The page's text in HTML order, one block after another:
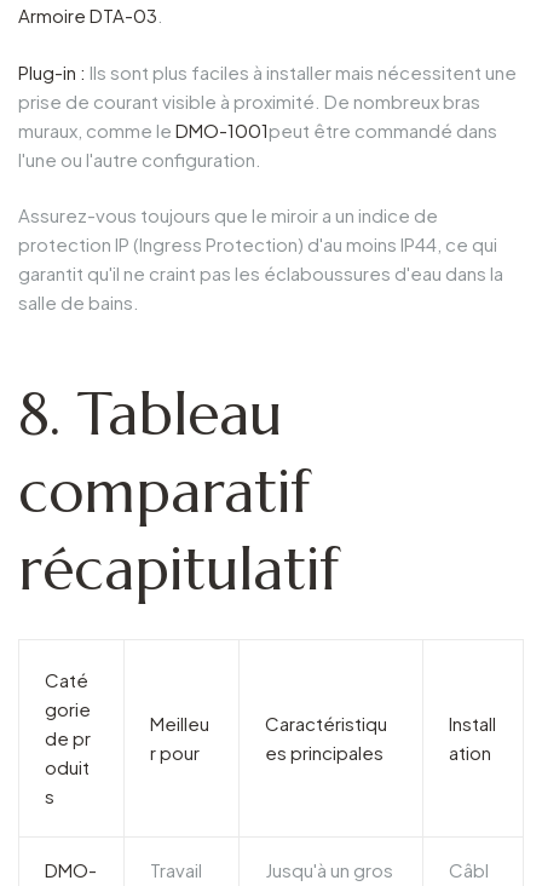
Armoire DTA-03
Plug-in : Ils sont plus faciles à installer mais nécessitent une
prise de courant visible à proximité. De nombreux bras
muraux, comme le DMO-1001peut être commandé dans
l'une ou l'autre configuration.
Assurez-vous toujours que le miroir a un indice de
protection IP (Ingress Protection) d'au moins IP44, ce qui
garantit qu'il ne craint pas les éclaboussures d'eau dans la
salle de bains.
8. Tableau
comparatif
récapitulatif
Caté
gorie
de pr
oduit
s
Meilleu
r pour
Caractéristiqu
es principales
Install
ation
DMO-
Travail
Jusqu'à un gros
Câbl